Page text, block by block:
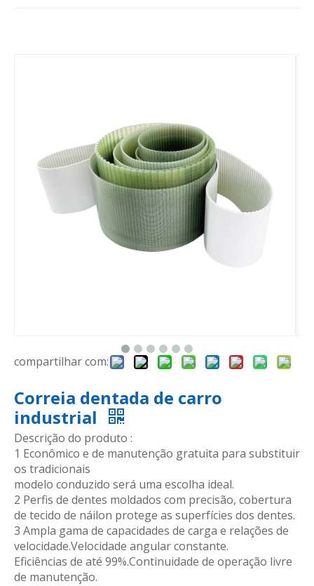
compartilhar com:
Correia dentada de carro
industrial
Descrição do produto :
1 Econômico e de manutenção gratuita para substituir
os tradicionais
modelo conduzido será uma escolha ideal.
2 Perfis de dentes moldados com precisão, cobertura
de tecido de náilon protege as superfícies dos dentes.
3 Ampla gama de capacidades de carga e relações de
velocidade.Velocidade angular constante.
Eficiências de até 99%.Continuidade de operação livre
de manutenção.